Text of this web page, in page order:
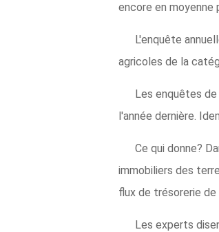
encore en moyenne
L'enquête
agricoles de la
Les enquêtes
l'année dernière.
Ce qui donne?
immobiliers des
flux de trésorerie
Les experts